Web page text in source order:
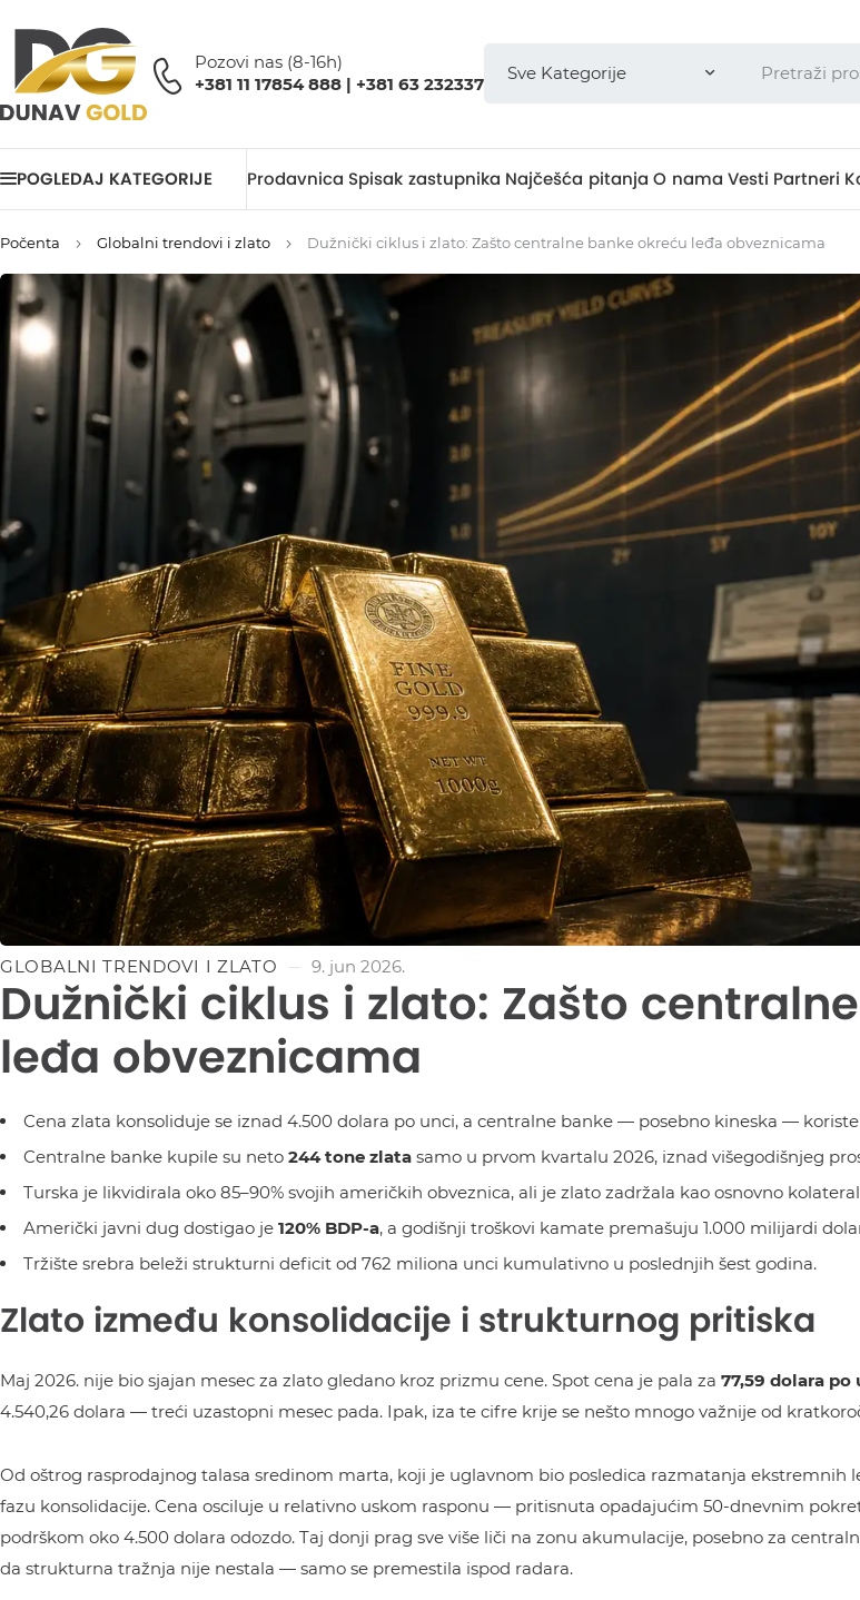
Pozovi nas (8-16h)
+381 11 17854 888 | +381 63 232337
POGLEDAJ KATEGORIJE Prodavnica Spisak zastupnika Najčešća pitanja O nama Vesti Partneri
Počenta Globalni trendovi i zlato Dužnički ciklus i zlato: Zašto centralne banke okreću leđa obveznicama
GLOBALNI TRENDOVI I ZLATO 9. jun 2026.
Dužnički ciklus i zlato: Zašto
leđa obveznicama
Cena zlata konsoliduje se iznad 4.500 dolara po unci, a centralne banke — posebno kineska —
Centralne banke kupile su neto 244 tone zlata samo u prvom kvartalu 2026, iznad višegodišnjeg
Turska je likvidirala oko 85–90% svojih američkih obveznica, ali je zlato zadržala kao osnovno
Američki javni dug dostigao je 120% BDP-a, a godišnji troškovi kamate premašuju 1.000 milijardi
Tržište srebra beleži strukturni deficit od 762 miliona unci kumulativno u poslednjih šest godina.
Zlato između konsolidacije i strukturnog pritiska
Maj 2026. nije bio sjajan mesec za zlato gledano kroz prizmu cene. Spot cena je pala za 77,59 dolara po
4.540,26 dolara — treći uzastopni mesec pada. Ipak, iza te cifre krije se nešto mnogo važnije od
Od oštrog rasprodajnog talasa sredinom marta, koji je uglavnom bio posledica razmatanja ekstremnih
fazu konsolidacije. Cena osciluje u relativno uskom rasponu — pritisnuta opadajućim 50-dnevnim
podrškom oko 4.500 dolara odozdo. Taj donji prag sve više liči na zonu akumulacije, posebno za
da strukturna tražnja nije nestala — samo se premestila ispod radara.